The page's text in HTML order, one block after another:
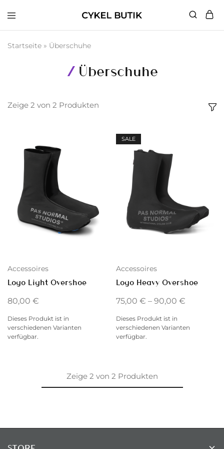
Butik
Startseite » Überschuhe
Überschuhe
Zeige 2 von 2 Produkten
Accessoires
Logo Light Overshoe
80,00 €
Dieses Produkt ist in
verschiedenen Varianten
verfügbar.
SALE
Accessoires
Logo Heavy Overshoe
75,00 € – 90,00 €
Dieses Produkt ist in
verschiedenen Varianten
verfügbar.
Zeige2 von 2 Produkten